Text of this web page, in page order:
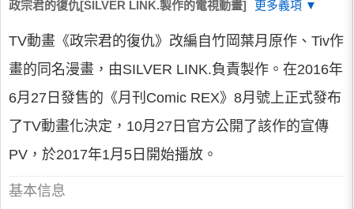
政宗君的復仇[SILVER LINK.製作的電視動畫] 更多義項 ▼
TV動畫《政宗君的復仇》改編自竹岡葉月原作、Tiv作
畫的同名漫畫，由SILVER LINK.負責製作。在2016年
6月27日發售的《月刊Comic REX》8月號上正式發布
了TV動畫化決定，10月27日官方公開了該作的宣傳
PV，於2017年1月5日開始播放。
基本信息